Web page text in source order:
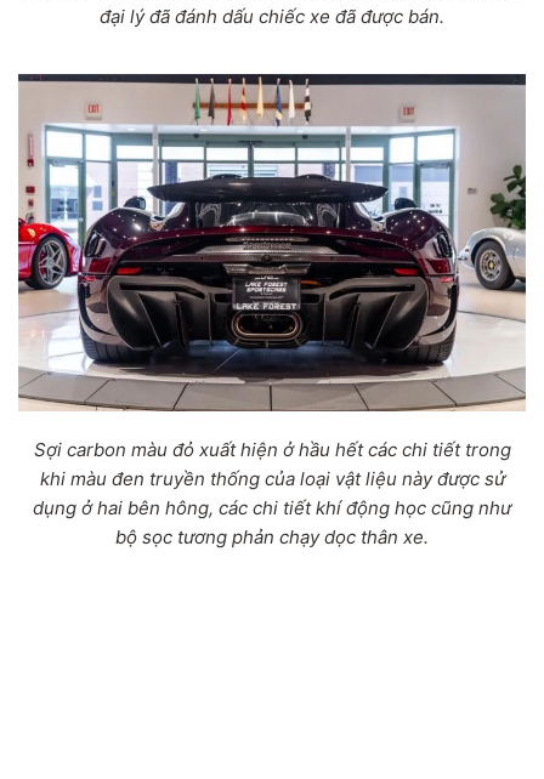
đại lý đã đánh dấu chiếc xe đã được bán.
Sợi carbon màu đỏ xuất hiện ở hầu hết các chi tiết trong
khi màu đen truyền thống của loại vật liệu này được sử
dụng ở hai bên hông, các chi tiết khí động học cũng như
bộ sọc tương phản chạy dọc thân xe.